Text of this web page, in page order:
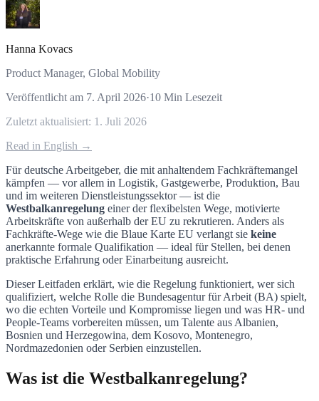
Hanna Kovacs
Product Manager, Global Mobility
Veröffentlicht am 7. April 2026·10 Min Lesezeit
Zuletzt aktualisiert: 1. Juli 2026
Read in English →
Für deutsche Arbeitgeber, die mit anhaltendem Fachkräftemangel
kämpfen — vor allem in Logistik, Gastgewerbe, Produktion, Bau
und im weiteren Dienstleistungssektor — ist die
Westbalkanregelung einer der flexibelsten Wege, motivierte
Arbeitskräfte von außerhalb der EU zu rekrutieren. Anders als
Fachkräfte-Wege wie die Blaue Karte EU verlangt sie keine
anerkannte formale Qualifikation — ideal für Stellen, bei denen
praktische Erfahrung oder Einarbeitung ausreicht.
Dieser Leitfaden erklärt, wie die Regelung funktioniert, wer sich
qualifiziert, welche Rolle die Bundesagentur für Arbeit (BA) spielt,
wo die echten Vorteile und Kompromisse liegen und was HR- und
People-Teams vorbereiten müssen, um Talente aus Albanien,
Bosnien und Herzegowina, dem Kosovo, Montenegro,
Nordmazedonien oder Serbien einzustellen.
Was ist die Westbalkanregelung?